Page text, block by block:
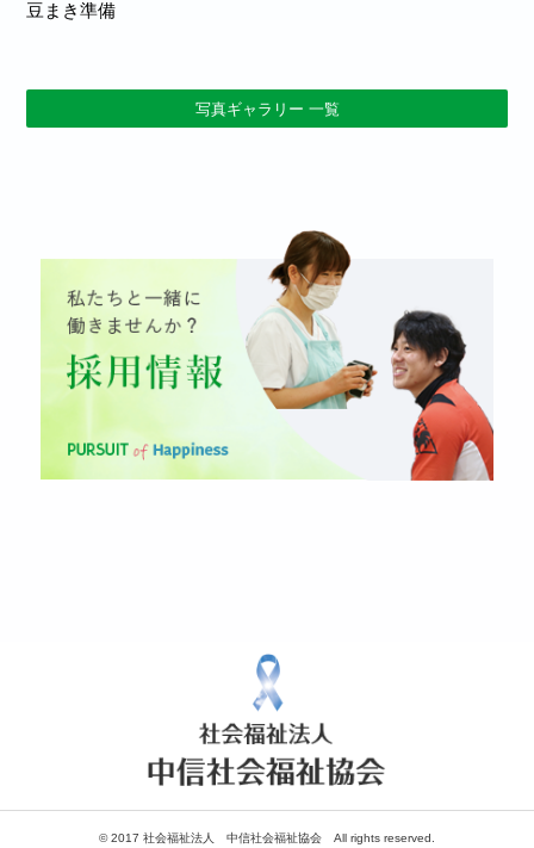
豆まき準備
写真ギャラリー 一覧
© 2017 社会福祉法人 中信社会福祉協会 All rights reserved.